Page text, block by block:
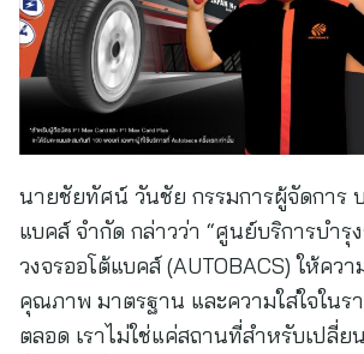
นายชัยทัศน์ วันชัย กรรมการผู้จัดการ
แบคส์ จำกัด กล่าวว่า “ศูนย์บริการบำรุ
วงจรออโต้แบคส์ (AUTOBACS) ให้คว
คุณภาพ มาตรฐาน และความใส่ใจในร
ตลอด เราไม่ใช่แค่สถานที่สำหรับเปลี่ย